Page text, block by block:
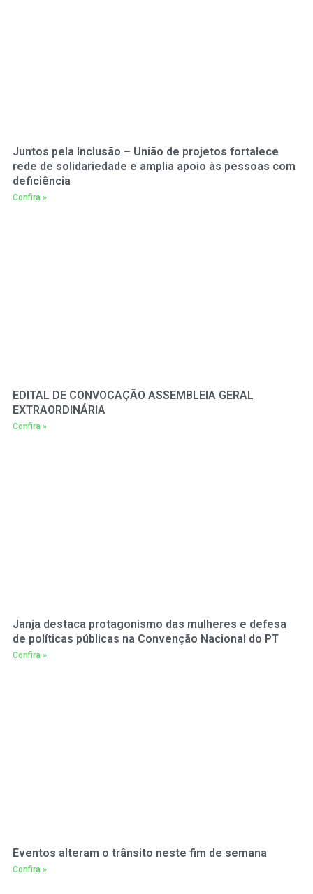
Juntos pela Inclusão – União de projetos fortalece
rede de solidariedade e amplia apoio às pessoas com
deficiência
Confira »
EDITAL DE CONVOCAÇÃO ASSEMBLEIA GERAL
EXTRAORDINÁRIA
Confira »
Janja destaca protagonismo das mulheres e defesa
de políticas públicas na Convenção Nacional do PT
Confira »
Eventos alteram o trânsito neste fim de semana
Confira »